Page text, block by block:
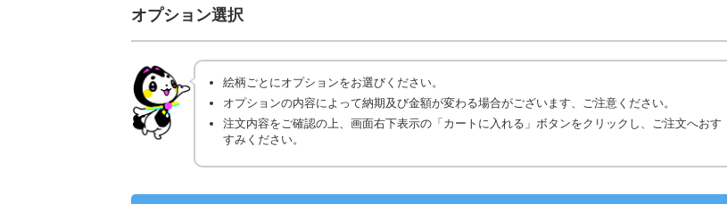
オプション選択
絵柄ごとにオプションをお選びください。
オプションの内容によって納期及び金額が変わる場合がございます、ご注意ください。
注文内容をご確認の上、画面右下表示の「カートに入れる」ボタンをクリックし、ご注文へおす
すみください。